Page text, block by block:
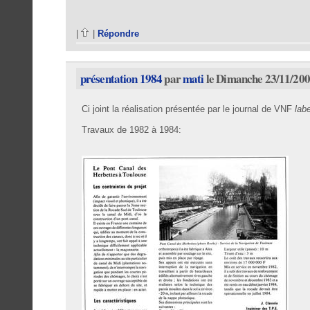
Répondre
présentation 1984parmatile Dimanche 23/11/
Ci joint la réalisation présentée par le journal de VNF
Travaux de 1982 à 1984: